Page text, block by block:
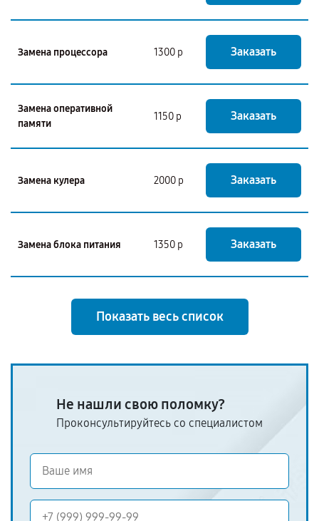
Замена процессора 1300 р Заказать
Замена оперативной
памяти
1150 р Заказать
Замена кулера 2000 р Заказать
Замена блока питания 1350 р Заказать
Показать весь список
Не нашли свою поломку?
Проконсультируйтесь со специалистом